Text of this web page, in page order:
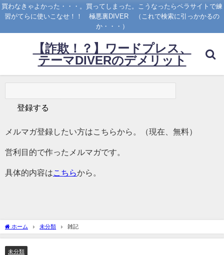
買わなきゃよかった・・・。買ってしまった。こうなったらペラサイトで練
習がてらに使いこなせ！！ 極悪裏DIVER （これで検索に引っかかるの
か・・・）
【詐欺！？】ワードプレス、
テーマDIVERのデメリット
メルマガ登録したい方はこちらから。（現在、無料）
営利目的で作ったメルマガです。
具体的内容は こちらから。
ホーム 未分類 雑記
未分類